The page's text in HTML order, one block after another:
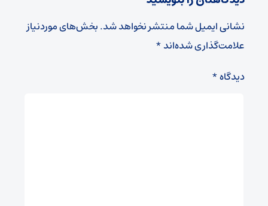
نشانی ایمیل شما منتشر نخواهد شد.بخش‌های موردنیاز
علامت‌گذاری شده‌اند*
دیدگاه*